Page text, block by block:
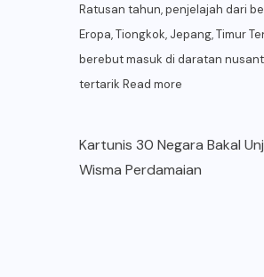
Ratusan tahun, penjelajah dari
Eropa, Tiongkok, Jepang, Timur
berebut masuk di daratan
tertarik Read more
Kartunis 30 Negara Bakal
Wisma Perdamaian